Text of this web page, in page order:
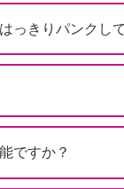
っきりパンクし
ですか？